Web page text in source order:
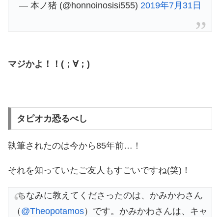
— 本ノ猪 (@honnoinosisi555) 2019年7月31日
マジかよ！！(；∀；)
タピオカ恐るべし
執筆されたのは今から85年前…！
それを知っていたご友人もすごいですね(笑)！
ちなみに教えてくださったのは、かみかわさん
（ @Theopotamos）です。かみかわさんは、キャ